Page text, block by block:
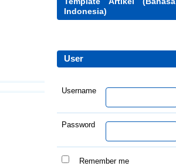
Indonesia)
User
Username
Password
Remember me